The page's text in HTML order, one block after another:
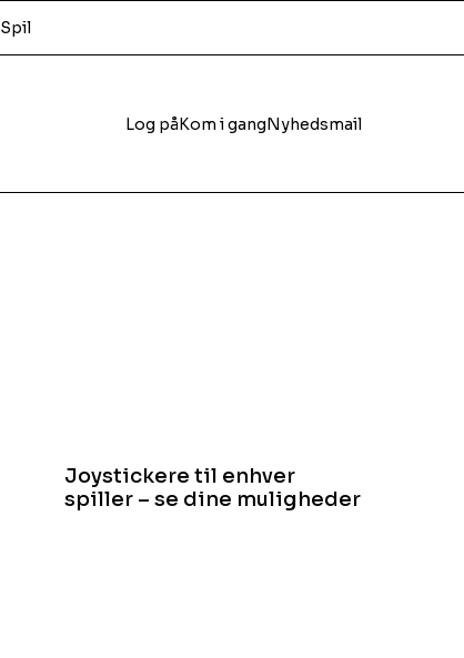
Log påKom i gangNyhedsmail
Spil
Joystickere til enhver
spiller – se dine muligheder